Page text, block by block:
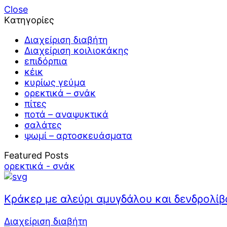
Close
Kατηγορίες
Διαχείριση διαβήτη
Διαχείριση κοιλιοκάκης
επιδόρπια
κέικ
κυρίως γεύμα
ορεκτικά – σνάκ
πίτες
ποτά – αναψυκτικά
σαλάτες
ψωμί – αρτοσκευάσματα
Featured Posts
ορεκτικά - σνάκ
Κράκερ με αλεύρι αμυγδάλου και
Διαχείριση διαβήτη